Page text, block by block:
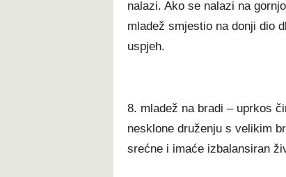
nalazi. Ako se nalazi na
mladež smjestio na donji dio
uspjeh.
8. mladež na bradi – uprkos
nesklone druženju s velikim
srećne i imaće izbalansiran